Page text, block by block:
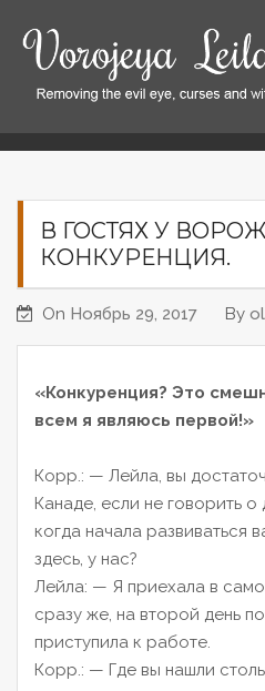
o
В ГОСТЯХ У
КОНКУРЕНЦИЯ.
On Ноябрь 29, 2017 By
«Конкуренция? Это
всем я являюсь первой!»
Корр.: — Лейла, вы
Канаде, если не говорить о
когда начала развиваться
здесь, у нас?
Лейла: — Я приехала в
сразу же, на второй день
приступила к работе.
Корр.: — Где вы нашли